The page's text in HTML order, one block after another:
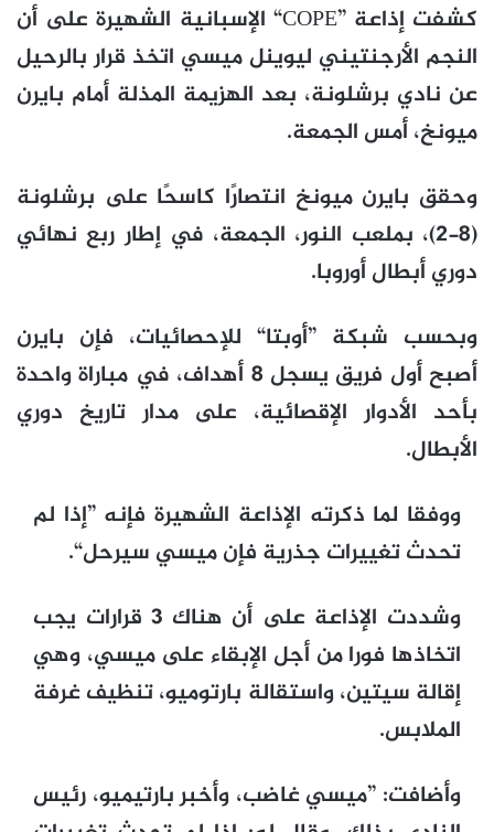
كشفت إذاعة ”COPE“ الإسبانية الشهيرة على أن
النجم الأرجنتيني ليوينل ميسي اتخذ قرار بالرحيل
عن نادي برشلونة، بعد الهزيمة المذلة أمام بايرن
ميونخ، أمس الجمعة.
وحقق بايرن ميونخ انتصارًا كاسحًا على برشلونة
(8-2)، بملعب النور، الجمعة، في إطار ربع نهائي
دوري أبطال أوروبا.
وبحسب شبكة ”أوبتا“ للإحصائيات، فإن بايرن
أصبح أول فريق يسجل 8 أهداف، في مباراة واحدة
بأحد الأدوار الإقصائية، على مدار تاريخ دوري
الأبطال.
ووفقا لما ذكرته الإذاعة الشهيرة فإنه ”إذا لم
تحدث تغييرات جذرية فإن ميسي سيرحل“.
وشددت الإذاعة على أن هناك 3 قرارات يجب
اتخاذها فورا من أجل الإبقاء على ميسي، وهي
إقالة سيتين، واستقالة بارتوميو، تنظيف غرفة
الملابس.
وأضافت: ”ميسي غاضب، وأخبر بارتيميو، رئيس